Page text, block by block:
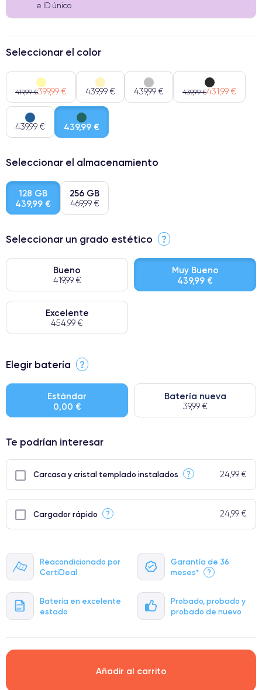
e ID único
Reacondicionado por
CertiDeal
Garantía de 36
meses*
?
Batería en excelente
estado
Probado, probado y
probado de nuevo
Seleccionar el color
419,99 €399,99 € 439,99 € 439,99 € 439,99 €431,99 €
439,99 € 439,99 €
Seleccionar el almacenamiento
128 GB
439,99 €
256 GB
469,99 €
Seleccionar un grado estético ?
Bueno
419,99 €
Muy Bueno
439,99 €
Excelente
454,99 €
⭐ Premium
● Batería: uso intensivo.
● Solo el 5% de nuestros teléfonos tienen una categoría Premium.
Elegir batería ?
Estándar
0,00 €
Batería nueva
39,99 €
Te podrían interesar
Carcasa y cristal templado instalados ? 24,99 €
Cargador rápido ? 24,99 €
Añadir al carrito